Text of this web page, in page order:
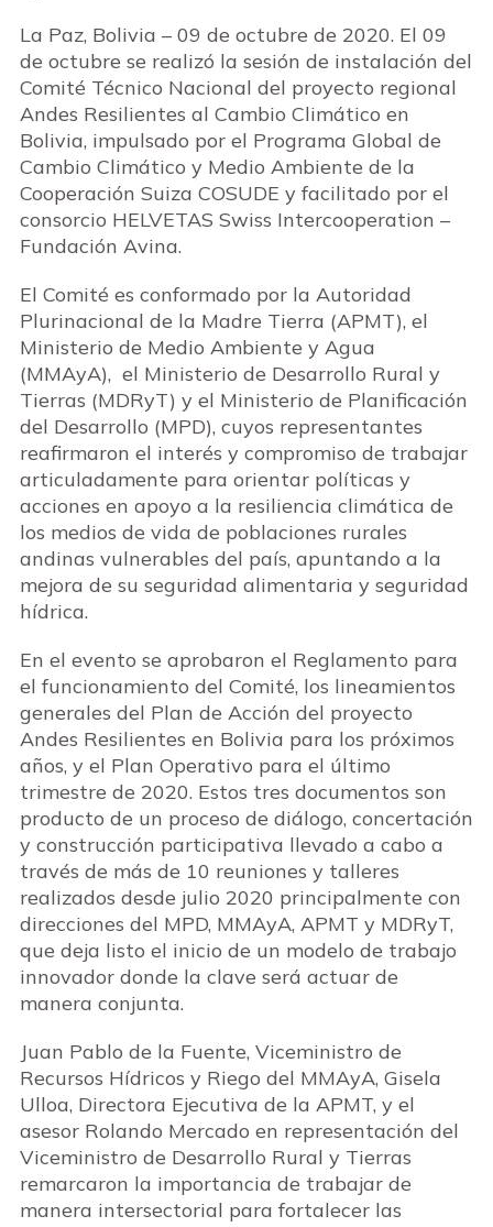
La Paz, Bolivia – 09 de octubre de 2020. El 09
de octubre se realizó la sesión de instalación del
Comité Técnico Nacional del proyecto regional
Andes Resilientes al Cambio Climático en
Bolivia, impulsado por el Programa Global de
Cambio Climático y Medio Ambiente de la
Cooperación Suiza COSUDE y facilitado por el
consorcio HELVETAS Swiss Intercooperation –
Fundación Avina.
El Comité es conformado por la Autoridad
Plurinacional de la Madre Tierra (APMT), el
Ministerio de Medio Ambiente y Agua
(MMAyA), el Ministerio de Desarrollo Rural y
Tierras (MDRyT) y el Ministerio de Planificación
del Desarrollo (MPD), cuyos representantes
reafirmaron el interés y compromiso de trabajar
articuladamente para orientar políticas y
acciones en apoyo a la resiliencia climática de
los medios de vida de poblaciones rurales
andinas vulnerables del país, apuntando a la
mejora de su seguridad alimentaria y seguridad
hídrica.
En el evento se aprobaron el Reglamento para
el funcionamiento del Comité, los lineamientos
generales del Plan de Acción del proyecto
Andes Resilientes en Bolivia para los próximos
años, y el Plan Operativo para el último
trimestre de 2020. Estos tres documentos son
producto de un proceso de diálogo, concertación
y construcción participativa llevado a cabo a
través de más de 10 reuniones y talleres
realizados desde julio 2020 principalmente con
direcciones del MPD, MMAyA, APMT y MDRyT,
que deja listo el inicio de un modelo de trabajo
innovador donde la clave será actuar de
manera conjunta.
Juan Pablo de la Fuente, Viceministro de
Recursos Hídricos y Riego del MMAyA, Gisela
Ulloa, Directora Ejecutiva de la APMT, y el
asesor Rolando Mercado en representación del
Viceministro de Desarrollo Rural y Tierras
remarcaron la importancia de trabajar de
manera intersectorial para fortalecer las